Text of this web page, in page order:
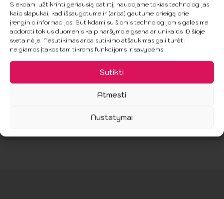
Siekdami užtikrinti geriausią patirtį, naudojame tokias technologijas
kaip slapukai, kad išsaugotume ir (arba) gautume prieigą prie
įrenginio informacijos. Sutikdami su šiomis technologijomis galėsime
apdoroti tokius duomenis kaip naršymo elgsena ar unikalūs ID šioje
svetainėje. Nesutikimas arba sutikimo atšaukimas gali turėti
neigiamos įtakos tam tikroms funkcijoms ir savybėms.
Sutikti
Atmesti
Nustatymai
Akimirka Teddy
XL
11.99€
Tinklinis ilgom
rankovėm bodis
16.99€